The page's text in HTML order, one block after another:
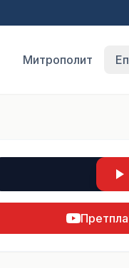
Митрополит